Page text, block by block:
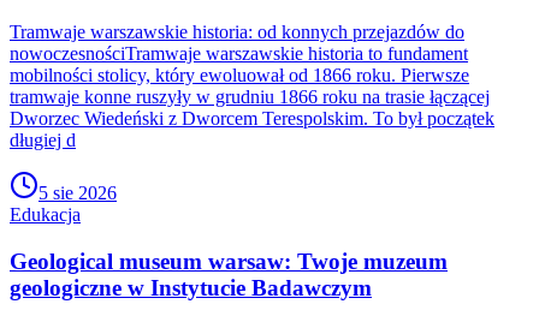
Tramwaje warszawskie historia: od konnych przejazdów do
nowoczesnościTramwaje warszawskie historia to fundament
mobilności stolicy, który ewoluował od 1866 roku. Pierwsze
tramwaje konne ruszyły w grudniu 1866 roku na trasie łączącej
Dworzec Wiedeński z Dworcem Terespolskim. To był początek
długiej d
5 sie 2026
Edukacja
Geological museum warsaw: Twoje muzeum
geologiczne w Instytucie Badawczym